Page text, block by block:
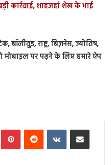
कार्रवाई, शाहजहां शेख के भाई
बॉलीवुड, राष्ट्र, बिज़नेस, ज्योतिष,
मोबाइल पर पढ़ने के लिए हमारे ऐप
PinterestReddit VKontakteShare via Email